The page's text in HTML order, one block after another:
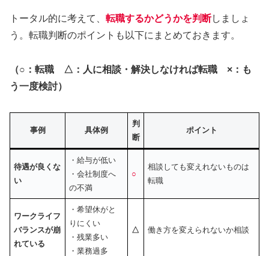
トータル的に考えて、 転職するかどうかを判断しましょ
う。転職判断のポイントも以下にまとめておきます。
（○：転職 △：人に相談・解決しなければ転職 ×：も
う一度検討）
事例 具体例
判
断
ポイント
待遇が良くな
い
・給与が低い
・会社制度へ
の不満
○
相談しても変えれないものは
転職
ワークライフ
バランスが崩
れている
・希望休がと
りにくい
・残業多い
・業務過多
△ 働き方を変えられないか相談